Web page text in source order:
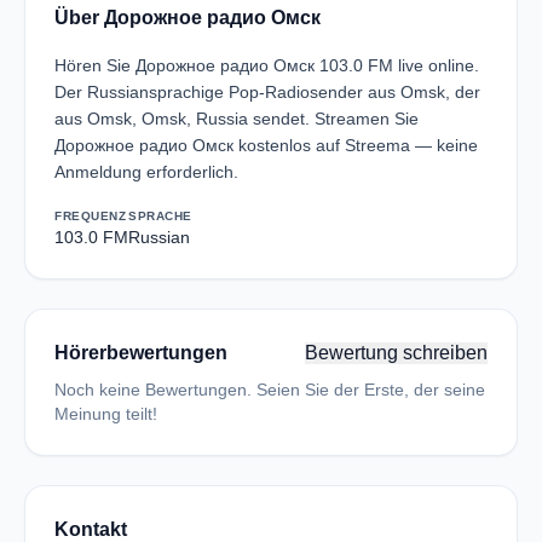
Über Дорожное радио Омск
Hören Sie Дорожное радио Омск 103.0 FM live online.
Der Russiansprachige Pop-Radiosender aus Omsk, der
aus Omsk, Omsk, Russia sendet. Streamen Sie
Дорожное радио Омск kostenlos auf Streema — keine
Anmeldung erforderlich.
FREQUENZ
103.0 FM
SPRACHE
Russian
Hörerbewertungen Bewertung schreiben
Noch keine Bewertungen. Seien Sie der Erste, der seine
Meinung teilt!
Kontakt